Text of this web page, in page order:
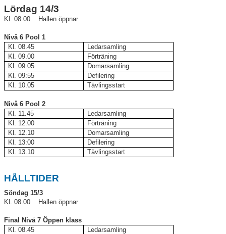
Lördag 14/3
Kl. 08.00 Hallen öppnar
Nivå 6 Pool 1
Kl. 08.45
Ledarsamling
Kl. 09.00
Förträning
Kl. 09.05
Domarsamling
Kl. 09:55
Defilering
Kl. 10.05
Tävlingsstart
Nivå 6 Pool 2
Kl. 11.45
Ledarsamling
Kl. 12.00
Förträning
Kl. 12.10
Domarsamling
Kl. 13:00
Defilering
Kl. 13.10
Tävlingsstart
HÅLLTIDER
Söndag 15/3
Kl. 08.00 Hallen öppnar
Final Nivå 7 Öppen klass
Kl. 08.45
Ledarsamling